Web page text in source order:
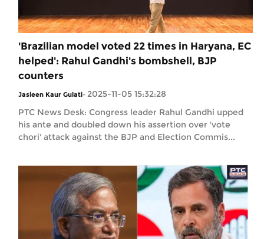
'Brazilian model voted 22 times in Haryana, EC
helped': Rahul Gandhi's bombshell, BJP
counters
Jasleen Kaur Gulati- 2025-11-05 15:32:28
PTC News Desk: Congress leader Rahul Gandhi upped
his ante and doubled down his assertion over 'vote
chori' attack against the BJP and Election Commis...